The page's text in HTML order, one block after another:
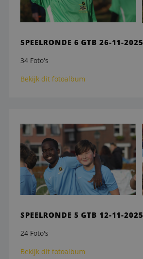
SPEELRONDE 6 GTB 26-11-2025
34 Foto's
Bekijk dit fotoalbum
SPEELRONDE 5 GTB 12-11-2025
24 Foto's
Bekijk dit fotoalbum